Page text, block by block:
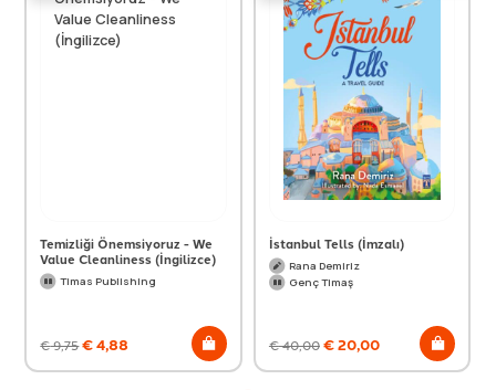
Temizliği Önemsiyoruz - We
Value Cleanliness (İngilizce)
Timas Publishing
€9,75€4,88
İstanbul Tells (İmzalı)
Rana Demiriz
Genç Timaş
€40,00€20,00